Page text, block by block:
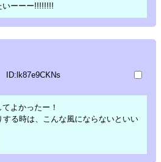
いーーー!!!!!!!!
ID:lk87e9CKNs
よかったー！
る時は、こんな風にならないといい